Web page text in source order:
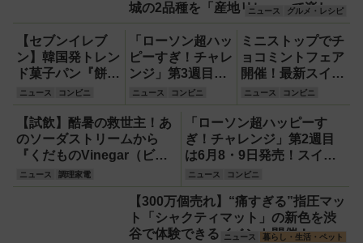
城の2品種を「産地リレー」で楽しむ
全5品【ファミレス】
ニュース グルメ・レシピ
【セブンイレブ
ン】韓国発トレン
ド菓子パン『餅っ
と食感クロッチ』
や『もっちもち食
感クレープ マン
ゴーココナッツ』
など新作スイー
ツ・パン登場！
ニュース コンビニ
「ローソン超ハッ
ピーすぎ！チャレ
ンジ」第3週目は
6月15・16日発
売！スイーツ『盛
りすぎ！ふわ濃チ
ーズケーキ』約
51％増量や『合
わせすぎ！カツ×
フランクカレー
（中辛）』など全
15品！
ニュース コンビニ
ミニストップでチ
ョコミントフェア
開催！最新スイー
ツ『しあわせクレ
ープ チョコミン
ト』など5品
ニュース コンビニ
【試飲】酷暑の救世主！あ
のソーダストリームから
『くだものVinegar（ビネ
ガー）』が登場！スッキリ
美味しくてどハマり確定
ニュース 調理家電
「ローソン超ハッピーす
ぎ！チャレンジ」第2週目
は6月8・9日発売！スイー
ツ『盛りすぎ！バスチー』
51％増量や『合わせすぎ！
欧風カレーパン＆はみでる
メンチカツ』など全10品！
ニュース コンビニ
【300万個売れ】“痛すぎる”指圧マッ
ト「シャクティマット」の新色を渋
谷で体験できるイベント開催！
ニュース 暮らし・生活・ペット